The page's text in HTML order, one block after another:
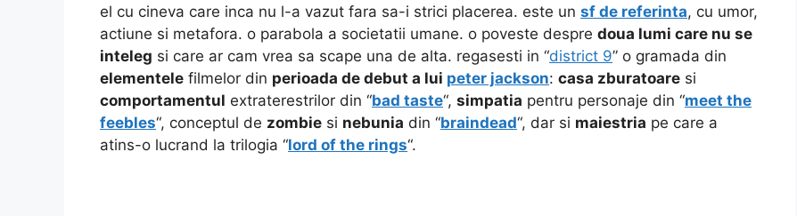
el cu cineva care inca nu l-a vazut fara sa-i strici placerea. este un sf de referinta, cu umor,
actiune si metafora. o parabola a societatii umane. o poveste despre doua lumi care nu se
inteleg si care ar cam vrea sa scape una de alta. regasesti in “district 9” o gramada din
elementele filmelor din perioada de debut a lui peter jackson: casa zburatoare si
comportamentul extraterestrilor din “bad taste“, simpatia pentru personaje din “meet the
feebles“, conceptul de zombie si nebunia din “braindead“, dar si maiestria pe care a
atins-o lucrand la trilogia “lord of the rings“.